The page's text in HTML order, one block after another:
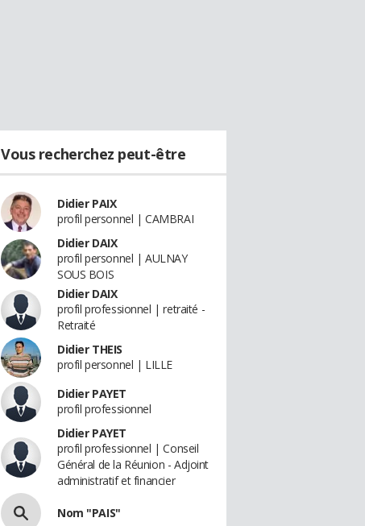
Vous recherchez peut-être
Didier PAIX
profil personnel | CAMBRAI
Didier DAIX
profil personnel | AULNAY
SOUS BOIS
Didier DAIX
profil professionnel | retraité -
Retraité
Didier THEIS
profil personnel | LILLE
Didier PAYET
profil professionnel
Didier PAYET
profil professionnel | Conseil
Général de la Réunion - Adjoint
administratif et financier
Nom "PAIS"